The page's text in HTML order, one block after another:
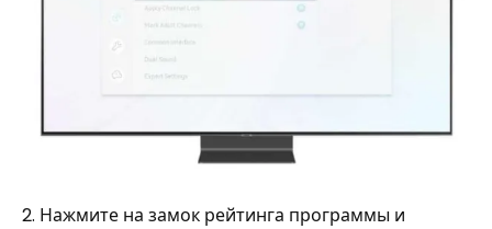
2. Нажмите на замок рейтинга программы и